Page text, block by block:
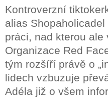
Kontroverzní
alias
práci, nad kterou ale
Organizace Red
tým rozšíří právě o
lidech vzbuzuje
Adéla již o všem